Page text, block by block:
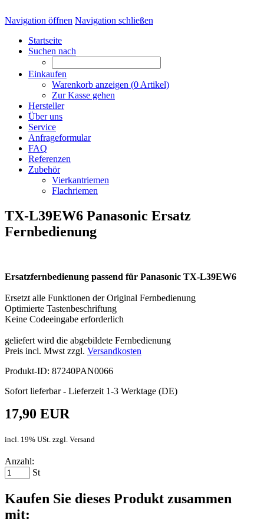
Navigation öffnen Navigation schließen
Startseite
Suchen nach
Einkaufen
Warenkorb anzeigen (0 Artikel)
Zur Kasse gehen
Hersteller
Über uns
Service
Anfrageformular
FAQ
Referenzen
Zubehör
Vierkantriemen
Flachriemen
TX-L39EW6 Panasonic Ersatz
Fernbedienung
Ersatzfernbedienung passend für Panasonic TX-L39EW6
Ersetzt alle Funktionen der Original Fernbedienung
Optimierte Tastenbeschriftung
Keine Codeeingabe erforderlich
geliefert wird die abgebildete Fernbedienung
Preis incl. Mwst zzgl. Versandkosten
Produkt-ID: 87240PAN0066
Sofort lieferbar - Lieferzeit 1-3 Werktage (DE)
17,90 EUR
incl. 19% USt. zzgl. Versand
Anzahl:
St
Kaufen Sie dieses Produkt zusammen
mit: